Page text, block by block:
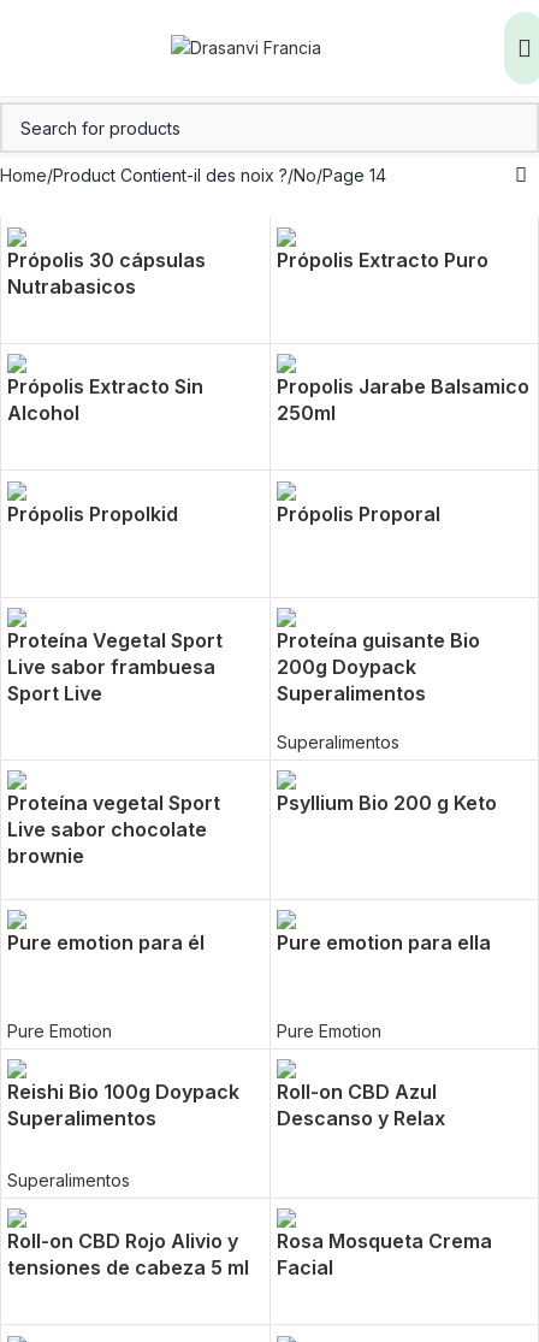
Home Product Contient-il des noix ? No Page 14
Própolis 30 cápsulas
Nutrabasicos
Própolis Extracto Puro
Própolis Extracto Sin
Alcohol
Propolis Jarabe Balsamico
250ml
Própolis Propolkid Própolis Proporal
Proteína Vegetal Sport
Live sabor frambuesa
Sport Live
Proteína guisante Bio
200g Doypack
Superalimentos
Superalimentos
Proteína vegetal Sport
Live sabor chocolate
brownie
Psyllium Bio 200 g Keto
Pure emotion para él
Pure Emotion
Pure emotion para ella
Pure Emotion
Reishi Bio 100g Doypack
Superalimentos
Superalimentos
Roll-on CBD Azul
Descanso y Relax
Roll-on CBD Rojo Alivio y
tensiones de cabeza 5 ml
Rosa Mosqueta Crema
Facial